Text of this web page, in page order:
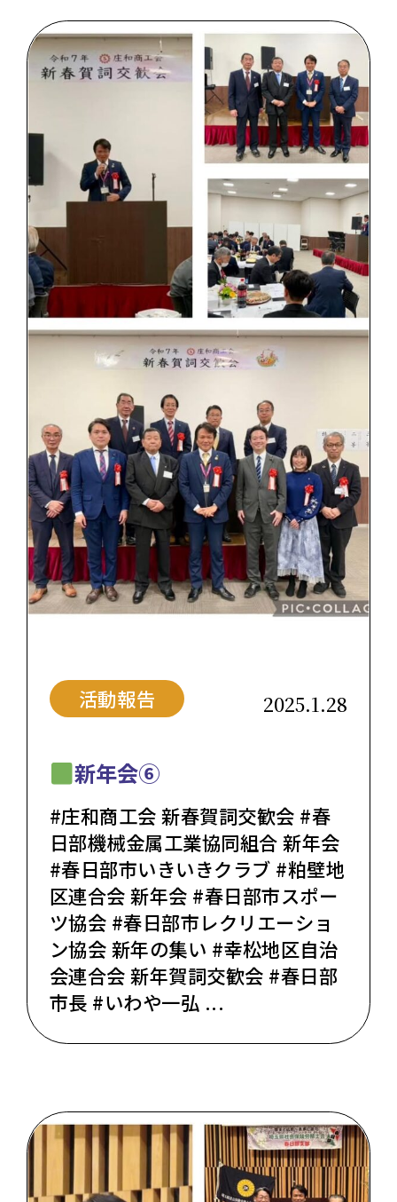
活動報告 2025.1.28
新年会⑥
#庄和商工会 新春賀詞交歓会 #春
日部機械金属工業協同組合 新年会
#春日部市いきいきクラブ #粕壁地
区連合会 新年会 #春日部市スポー
ツ協会 #春日部市レクリエーショ
ン協会 新年の集い #幸松地区自治
会連合会 新年賀詞交歓会 #春日部
市長 #いわや一弘 ...